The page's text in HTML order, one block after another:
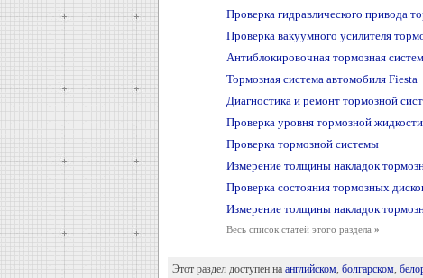
Проверка гидравлического привода
Проверка вакуумного усилителя
Антиблокировочная тормозная
Тормозная система автомобиля Fiesta
Диагностика и ремонт тормозной
Проверка уровня тормозной жидкости
Проверка тормозной системы
Измерение толщины накладок
Проверка состояния тормозных
Измерение толщины накладок
Весь список статей этого раздела »
Этот раздел доступен на английском, болгарском,